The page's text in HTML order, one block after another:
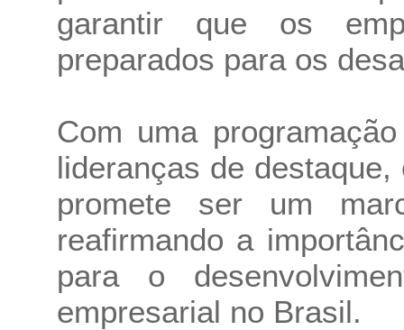
garantir que os
preparados para os
Com uma
lideranças de
promete ser um
reafirmando a
para o
empresarial no Brasil.